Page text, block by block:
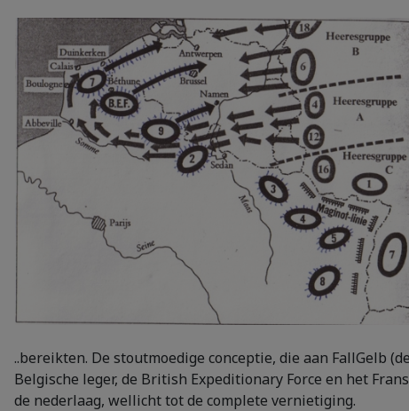
..bereikten. De stoutmoedige conceptie, die aan FallGelb
Belgische leger, de British Expeditionary Force en het
de nederlaag, wellicht tot de complete vernietiging.